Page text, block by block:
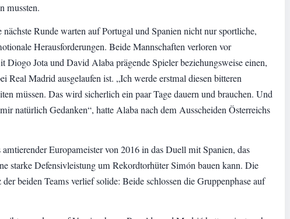
mussten.
Runde warten auf Portugal und Spanien nicht nur sportliche,
Herausforderungen. Beide Mannschaften verloren vor
Diogo Jota und David Alaba prägende Spieler beziehungsweise einen,
Real Madrid ausgelaufen ist. „Ich werde erstmal diesen bitteren
müssen. Das wird sicherlich ein paar Tage dauern und brauchen. Und
natürlich Gedanken“, hatte Alaba nach dem Ausscheiden Österreichs
amtierender Europameister von 2016 in das Duell mit Spanien, das
starke Defensivleistung um Rekordtorhüter Simón bauen kann. Die
beiden Teams verlief solide: Beide schlossen die Gruppenphase auf